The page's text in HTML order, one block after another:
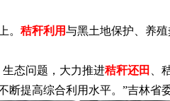
。 秸秆利用与黑土地保护、养
态问题，大力推进秸秆还田
、
提高综合利用水平。”吉林省